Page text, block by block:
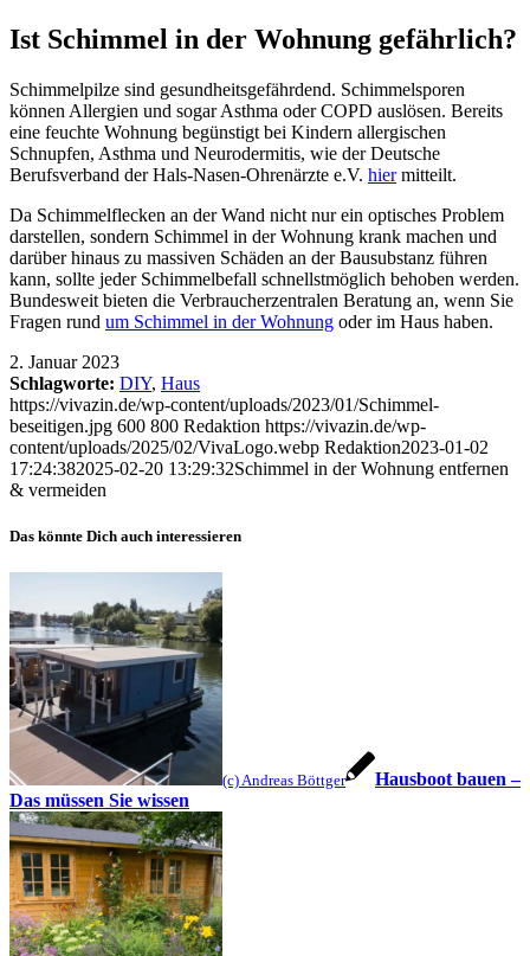
Ist Schimmel in der Wohnung gefährlich?
Schimmelpilze sind gesundheitsgefährdend. Schimmelsporen
können Allergien und sogar Asthma oder COPD auslösen. Bereits
eine feuchte Wohnung begünstigt bei Kindern allergischen
Schnupfen, Asthma und Neurodermitis, wie der Deutsche
Berufsverband der Hals-Nasen-Ohrenärzte e.V. hiermitteilt.
Da Schimmelflecken an der Wand nicht nur ein optisches Problem
darstellen, sondern Schimmel in der Wohnung krank machen und
darüber hinaus zu massiven Schäden an der Bausubstanz führen
kann, sollte jeder Schimmelbefall schnellstmöglich behoben werden.
Bundesweit bieten die Verbraucherzentralen Beratung an, wenn Sie
Fragen rund um Schimmel in der Wohnung oder im Haus haben.
2. Januar 2023
Schlagworte: DIY, Haus
https://vivazin.de/wp-content/uploads/2023/01/Schimmel-
beseitigen.jpg 600 800 Redaktion https://vivazin.de/wp-
content/uploads/2025/02/VivaLogo.webp Redaktion2023-01-02
17:24:382025-02-20 13:29:32Schimmel in der Wohnung entfernen
& vermeiden
Das könnte Dich auch interessieren
(c) Andreas Böttger
Hausboot bauen –
Das müssen Sie wissen